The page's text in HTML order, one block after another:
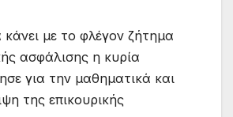
κάνει με το φλέγον ζήτημα
ασφάλισης η κυρία
για την μαθηματικά και
της επικουρικής